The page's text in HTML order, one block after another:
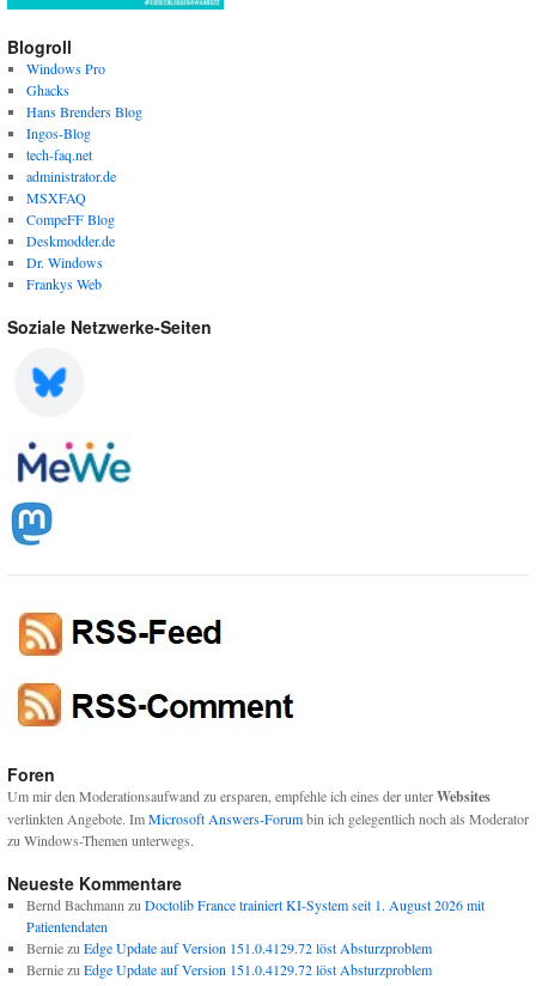
Blogroll
Windows Pro
Ghacks
Hans Brenders Blog
Ingos-Blog
tech-faq.net
administrator.de
MSXFAQ
CompeFF Blog
Deskmodder.de
Dr. Windows
Frankys Web
Soziale Netzwerke-Seiten
Foren
Um mir den Moderationsaufwand zu ersparen, empfehle ich eines der unterWebsites
verlinkten Angebote. ImMicrosoft Answers-Forumbin ich gelegentlich noch als Moderator
zu Windows-Themen unterwegs.
Neueste Kommentare
Bernd Bachmann zu Doctolib France trainiert KI-System seit 1. August 2026 mit
Patientendaten
Berniezu Edge Update auf Version 151.0.4129.72 löst Absturzproblem
Berniezu Edge Update auf Version 151.0.4129.72 löst Absturzproblem